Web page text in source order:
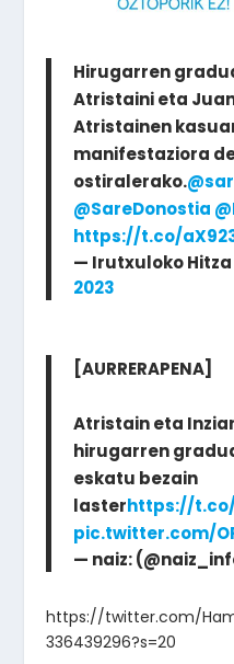
Hirugarren
Atristaini eta
Atristainen
manifestaziora
ostiralerako.
@SareDonostia
https://t.co/
— Irutxuloko
2023
[AURRERAPENA]
Atristain eta
hirugarren
eskatu bezain
lasterhttps://t.co/
pic.twitter.com/
— naiz:
https://twitter.com/
336439296?s=20